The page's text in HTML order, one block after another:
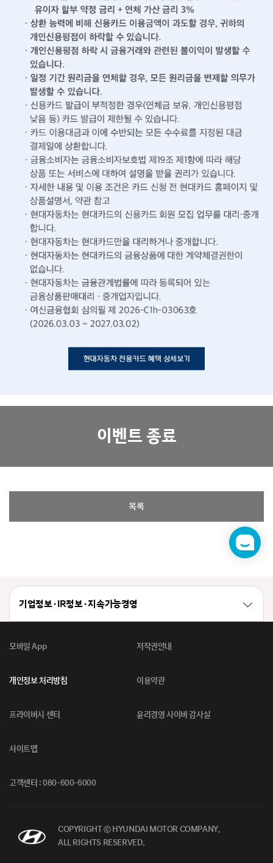
이벤트 종료
목록
챗
봇
기업정보 · IR정보 · 지속가능경영
모바일 App 저작권안내
개인정보 처리방침 이용약관
프라이버시 센터 윤리경영 사이버 감사실
사이트맵
고객센터 : 080-600-6000
COPYRIGHT ⓒ HYUNDAI MOTOR COMPANY.
ALL RIGHTS RESERVED.